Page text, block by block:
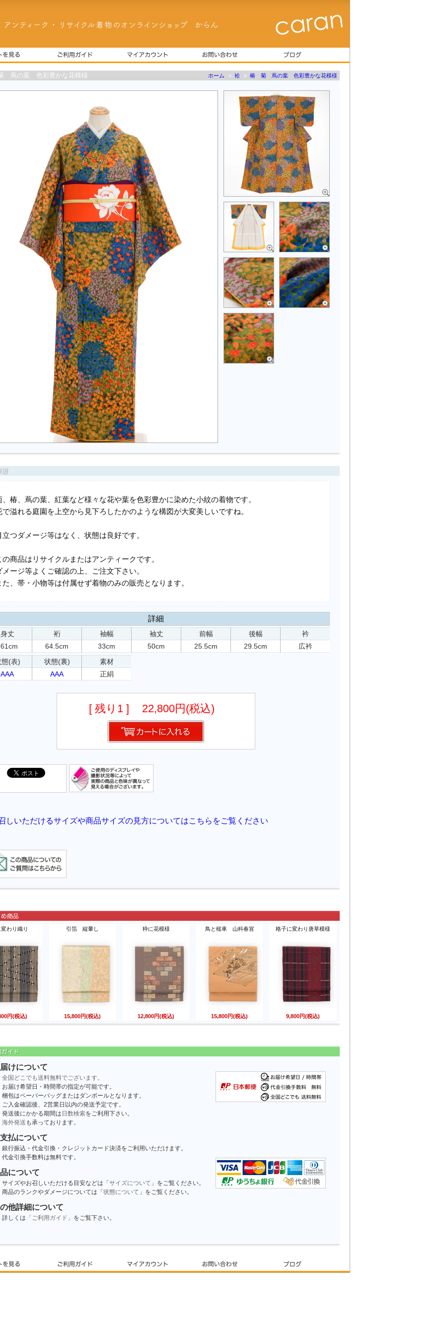
蔦の葉 色彩豊かな花模様 ホーム » 袷 » 椿 菊 蔦の葉 色彩豊かな花模様
、椿、蔦の葉、紅葉など様々な花や葉を色彩豊かに染めた小紋の着物です。
で溢れる庭園を上空から見下ろしたかのような構図が大変美しいですね。
立つダメージ等はなく、状態は良好です。
の商品はリサイクルまたはアンティークです。
メージ等よくご確認の上、ご注文下さい。
た、帯・小物等は付属せず着物のみの販売となります。
詳細
身丈
裄
64.5cm
袖幅
33cm
袖丈
50cm
前幅
25.5cm
後幅
29.5cm
衿
広衿
(表)
AAA
状態(裏)
AAA
素材
正絹
[ 残り1 ] 22,800円(税込)
わり織り
円(税込)
引箔 縦暈し
15,800円(税込)
枠に花模様
12,800円(税込)
鳥と槌車 山科春宣
15,800円(税込)
格子に変わり唐草模様
9,800円(税込)
けについて
全国どこでも送料無料でございます。
お届け希望日・時間帯の指定が可能です。
梱包はペーパーバッグまたはダンボールとなります。
ご入金確認後、2営業日以内の発送予定です。
発送後にかかる期間は 日数検索をご利用下さい。
海外発送 も承っております。
払について
銀行振込・代金引換・クレジットカード決済をご利用いただけます。
代金引換手数料は無料です。
について
サイズやお召しいただける目安などは「サイズについて 」をご覧ください。
商品のランクやダメージについては「状態について 」をご覧ください。
他詳細について
詳しくは 「ご利用ガイド」 をご覧下さい。